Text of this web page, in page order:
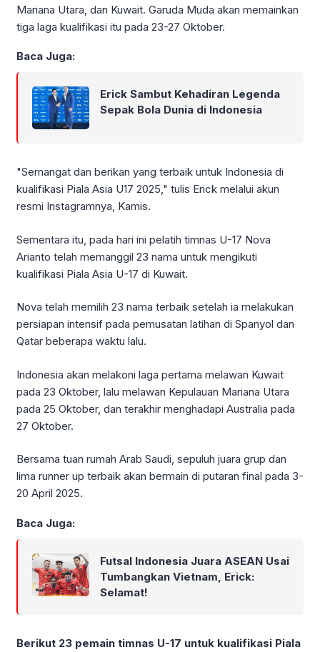
Mariana Utara, dan Kuwait. Garuda Muda akan memainkan
tiga laga kualifikasi itu pada 23-27 Oktober.
Baca Juga:
Erick Sambut Kehadiran Legenda
Sepak Bola Dunia di Indonesia
"Semangat dan berikan yang terbaik untuk Indonesia di
kualifikasi Piala Asia U17 2025," tulis Erick melalui akun
resmi Instagramnya, Kamis.
Sementara itu, pada hari ini pelatih timnas U-17 Nova
Arianto telah memanggil 23 nama untuk mengikuti
kualifikasi Piala Asia U-17 di Kuwait.
Nova telah memilih 23 nama terbaik setelah ia melakukan
persiapan intensif pada pemusatan latihan di Spanyol dan
Qatar beberapa waktu lalu.
Indonesia akan melakoni laga pertama melawan Kuwait
pada 23 Oktober, lalu melawan Kepulauan Mariana Utara
pada 25 Oktober, dan terakhir menghadapi Australia pada
27 Oktober.
Bersama tuan rumah Arab Saudi, sepuluh juara grup dan
lima runner up terbaik akan bermain di putaran final pada 3-
20 April 2025.
Baca Juga:
Futsal Indonesia Juara ASEAN Usai
Tumbangkan Vietnam, Erick:
Selamat!
Berikut 23 pemain timnas U-17 untuk kualifikasi Piala